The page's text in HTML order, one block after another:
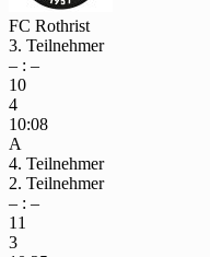
FC Rothrist
3. Teilnehmer
– : –
10
4
10:08
A
4. Teilnehmer
2. Teilnehmer
– : –
11
3